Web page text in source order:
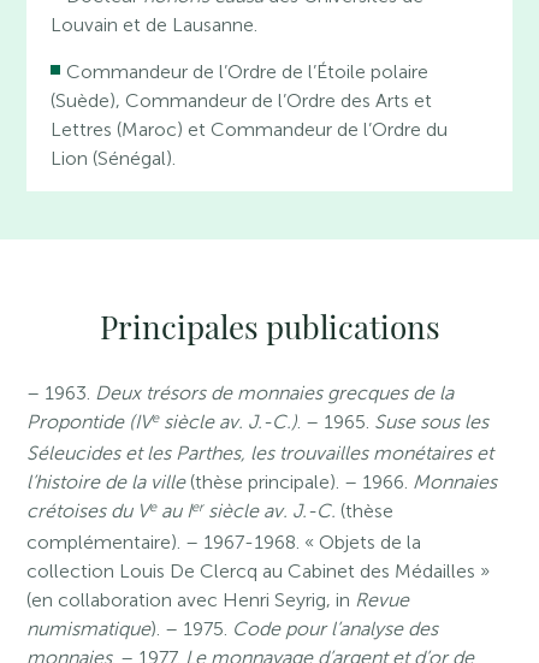
Louvain et de Lausanne.
Commandeur de l’Ordre de l’Étoile polaire
(Suède), Commandeur de l’Ordre des Arts et
Lettres (Maroc) et Commandeur de l’Ordre du
Lion (Sénégal).
Principales publications
– 1963. Deux trésors de monnaies grecques de la
Propontide (IVesiècle av. J.-C.). – 1965. Suse sous les
Séleucides et les Parthes, les trouvailles monétaires et
l’histoire de la ville(thèse principale). – 1966. Monnaies
crétoises du Veau Iersiècle av. J.-C. (thèse
complémentaire). – 1967-1968. « Objets de la
collection Louis De Clercq au Cabinet des Médailles »
(en collaboration avec Henri Seyrig, in Revue
numismatique). – 1975. Code pour l’analyse des
monnaies. – 1977. Le monnayage d’argent et d’or de